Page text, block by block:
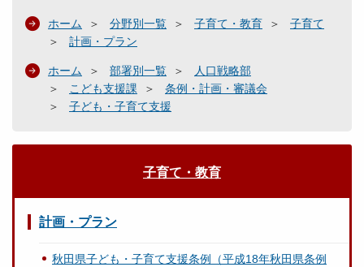
ホーム 分野別一覧 子育て・教育
子育て
計画・プラン
ホーム 部署別一覧
人口戦略部
こども支援課
条例・計画・審議会
子ども・子育て支援
子育て・教育
計画・プラン
秋田県子ども・子育て支援条例（平成18年秋田県条例